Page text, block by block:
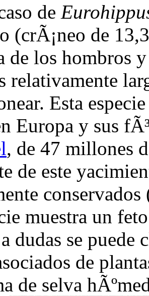
de
(crÃ¡neo de
de los hombros
relativamente
Esta
Europa y sus
, de 47 millones
de este
muestra un
dudas se
de
de selva